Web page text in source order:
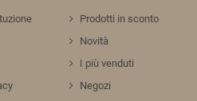
Prodotti in sconto
Novità
I più venduti
Negozi